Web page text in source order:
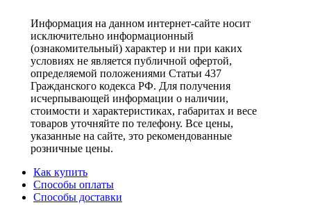
Информация на данном интернет-сайте носит
исключительно информационный
(ознакомительный) характер и ни при каких
условиях не является публичной офертой,
определяемой положениями Статьи 437
Гражданского кодекса РФ. Для получения
исчерпывающей информации о наличии,
стоимости и характеристиках, габаритах и весе
товаров уточняйте по телефону. Все цены,
указанные на сайте, это рекомендованные
розничные цены.
Как купить
Способы оплаты
Способы доставки